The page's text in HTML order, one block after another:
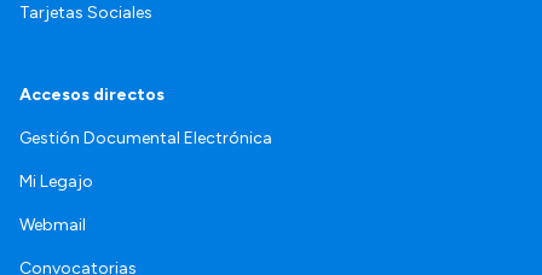
Tarjetas Sociales
Accesos directos
Gestión Documental Electrónica
Mi Legajo
Webmail
Convocatorias